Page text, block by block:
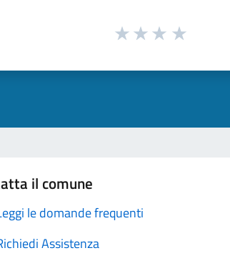
il comune
le domande frequenti
Assistenza